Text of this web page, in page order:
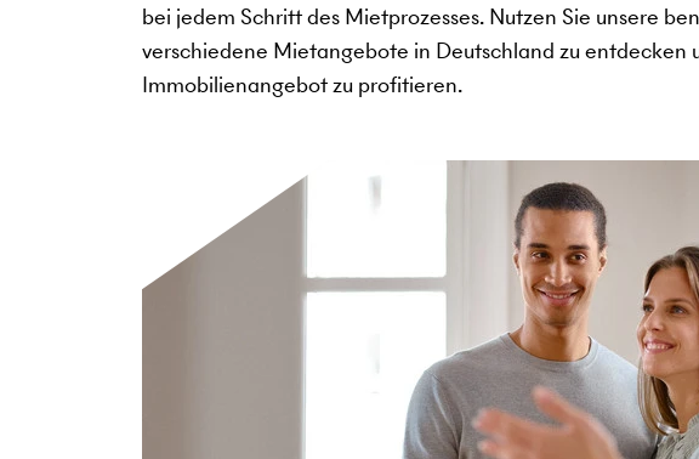
bei jedem Schritt des Mietprozesses. Nutzen Sie unsere
verschiedene Mietangebote in Deutschland zu entdecken
Immobilienangebot zu profitieren.